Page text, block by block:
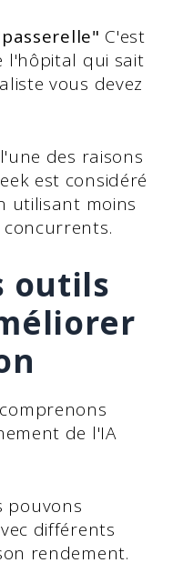
C'est
l'hôpital qui sait
vous devez
des raisons
est considéré
utilisant moins
outils
de l'IA
pouvons
différents
rendement.